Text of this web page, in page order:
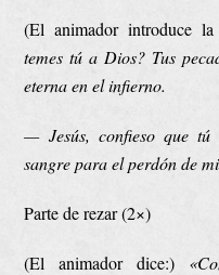
(El animador introduce
temes tú a Dios? Tus
eterna en el infierno.
— Jesús, confieso que tú
sangre para el perdón de
Parte de rezar (2×)
(El animador dice:)